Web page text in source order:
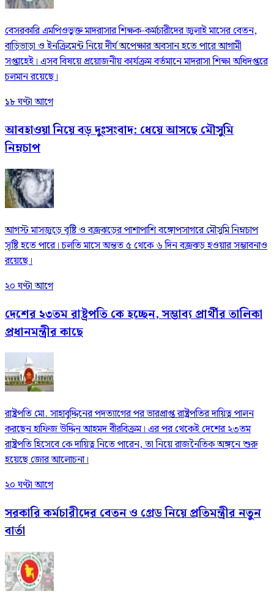
বেসরকারি এমপিওভুক্ত মাদরাসার শিক্ষক-কর্মচারীদের জুলাই মাসের বেতন,
বাড়িভাড়া ও ইনক্রিমেন্ট নিয়ে দীর্ঘ অপেক্ষার অবসান হতে পারে আগামী
সপ্তাহেই। এসব বিষয়ে প্রয়োজনীয় কার্যক্রম বর্তমানে মাদরাসা শিক্ষা অধিদপ্তরে
চলমান রয়েছে।
১৮ ঘণ্টা আগে
আবহাওয়া নিয়ে বড় দুঃসংবাদ: ধেয়ে আসছে মৌসুমি
নিম্নচাপ
আগস্ট মাসজুড়ে বৃষ্টি ও বজ্রঝড়ের পাশাপাশি বঙ্গোপসাগরে মৌসুমি নিম্নচাপ
সৃষ্টি হতে পারে। চলতি মাসে অন্তত ৫ থেকে ৬ দিন বজ্রঝড় হওয়ার সম্ভাবনাও
রয়েছে।
২০ ঘণ্টা আগে
দেশের ২৩তম রাষ্ট্রপতি কে হচ্ছেন, সম্ভাব্য প্রার্থীর তালিকা
প্রধানমন্ত্রীর কাছে
রাষ্ট্রপতি মো. সাহাবুদ্দিনের পদত্যাগের পর ভারপ্রাপ্ত রাষ্ট্রপতির দায়িত্ব পালন
করছেন হাফিজ উদ্দিন আহমদ বীরবিক্রম। এর পর থেকেই দেশের ২৩তম
রাষ্ট্রপতি হিসেবে কে দায়িত্ব নিতে পারেন, তা নিয়ে রাজনৈতিক অঙ্গনে শুরু
হয়েছে জোর আলোচনা।
২০ ঘণ্টা আগে
সরকারি কর্মচারীদের বেতন ও গ্রেড নিয়ে প্রতিমন্ত্রীর নতুন
বার্তা